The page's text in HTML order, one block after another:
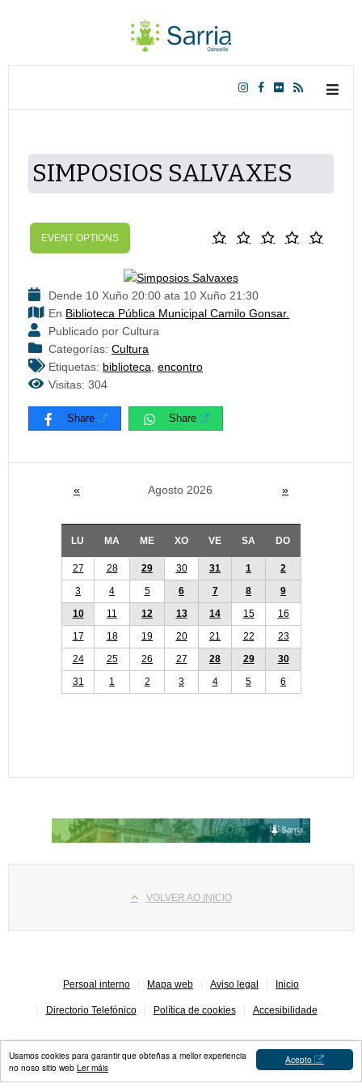
Acepto
Usamos cookies para garantir que obteñas a mellor experiencia
no noso sitio web Ler máis
SIMPOSIOS SALVAXES
EVENT OPTIONS
Dende 10 Xuño 20:00 ata 10 Xuño 21:30
En Biblioteca Pública Municipal Camilo Gonsar.
Publicado por Cultura
Categorías:Cultura
Etiquetas: biblioteca,encontro
Visitas: 304
Share Share
« Agosto 2026 »
LU MA ME XO VE SA DO
27 28 29 30 31 1
2
3
4 5 6 7 8
9
10
11 12 13 14 15
16
17
18 19 20 21 22
23
24
25 26 27 28 29
30
31
1 2 3 4 5 6
VOLVER AO INICIO
Persoal interno Mapa web Aviso legal Inicio
Directorio Telefónico Política de cookies Accesibilidade